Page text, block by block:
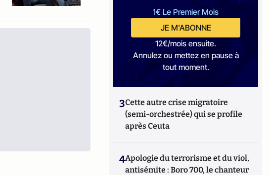
1€ Le Premier Mois
JE M'ABONNE
12€/mois ensuite.
Annulez ou mettez en pause à
tout moment.
3Cette autre crise migratoire
(semi-orchestrée) qui se profile
après Ceuta
4Apologie du terrorisme et du viol,
antisémite : Boro 700, le chanteur